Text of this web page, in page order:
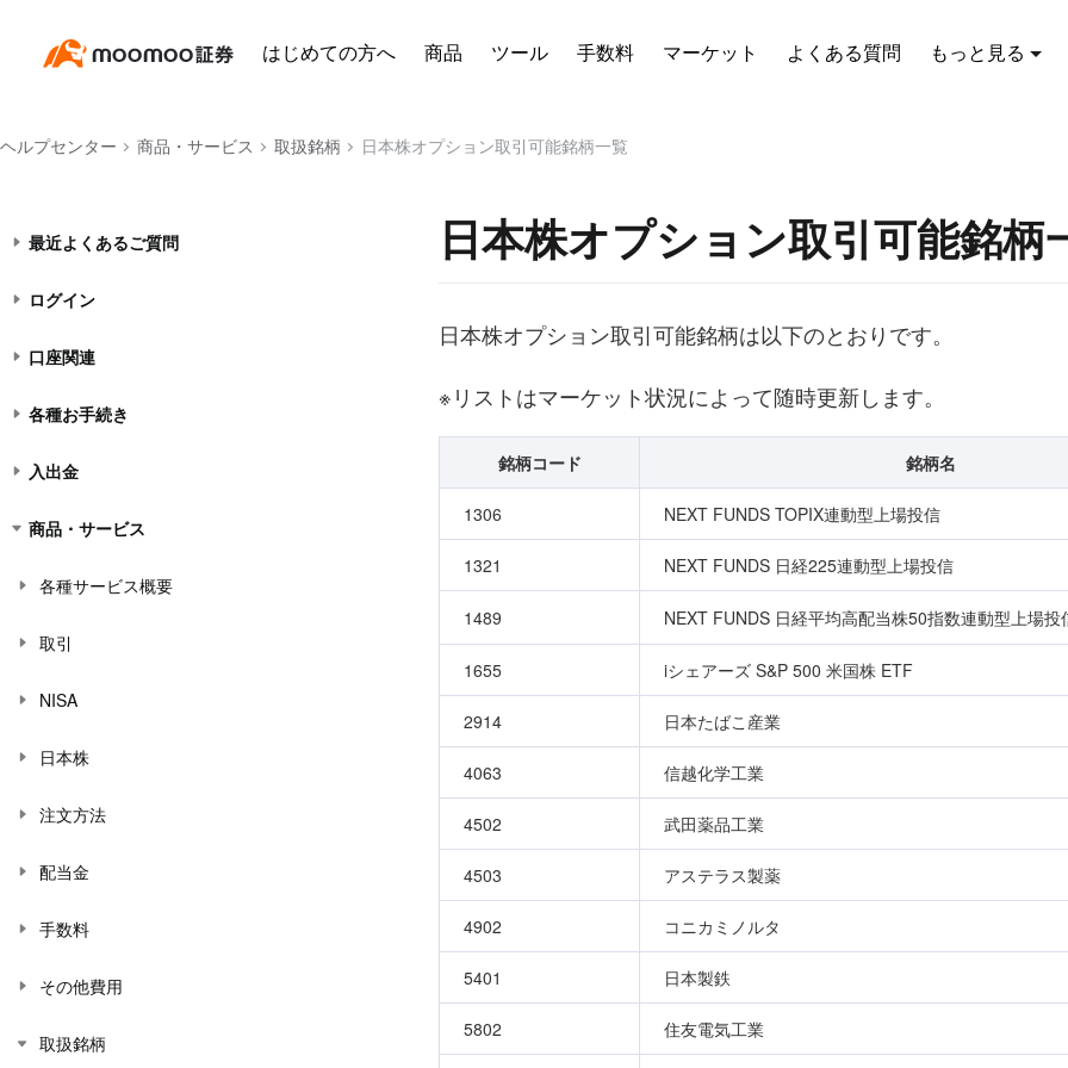
はじめての方へ 商品 ツール 手数料 マーケット よくある質問 もっと見る
ヘルプセンター 商品・サービス 取扱銘柄 日本株オプション取引可能銘柄一覧
最近よくあるご質問
ログイン
口座関連
各種お手続き
入出金
商品・サービス
各種サービス概要
取引
NISA
日本株
注文方法
配当金
手数料
その他費用
取扱銘柄
日本株オプション取引可能銘柄
日本株オプション取引可能銘柄は以下のとおりです。
※リストはマーケット状況によって随時更新します。
銘柄コード 銘柄名
1306 NEXT FUNDS TOPIX連動型上場投信
1321 NEXT FUNDS 日経225連動型上場投信
1489 NEXT FUNDS 日経平均高配当株50指数連動型上場投
1655 iシェアーズ S&P 500 米国株 ETF
2914 日本たばこ産業
4063 信越化学工業
4502 武田薬品工業
4503 アステラス製薬
4902 コニカミノルタ
5401 日本製鉄
5802 住友電気工業